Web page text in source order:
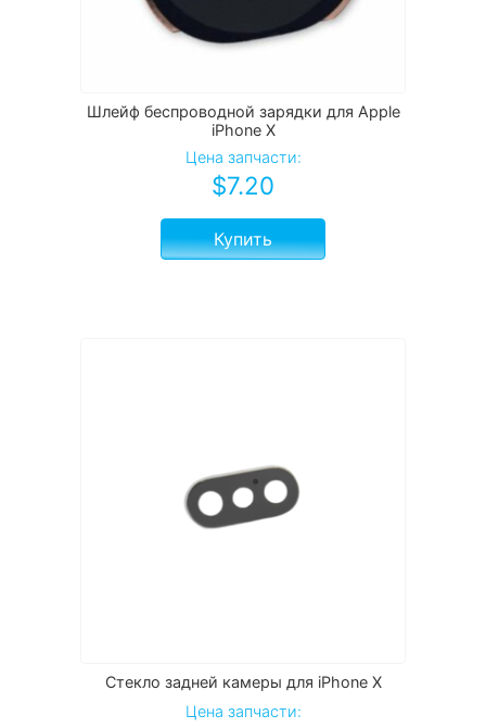
Шлейф беспроводной зарядки для Apple
iPhone X
Цена запчасти:
$7.20
Купить
Стекло задней камеры для iPhone X
Цена запчасти: